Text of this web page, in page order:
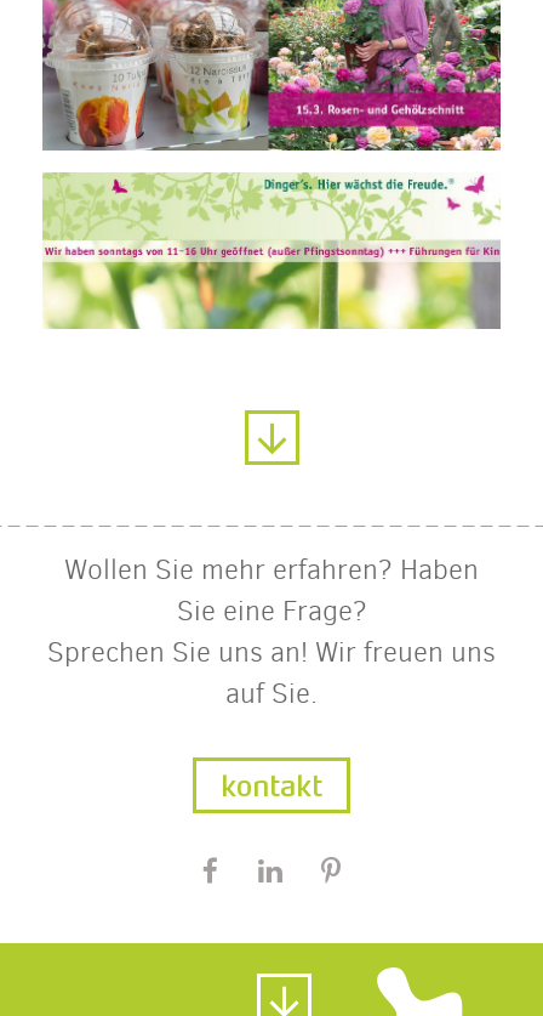
Wollen Sie mehr erfahren? Haben
Sie eine Frage?
Sprechen Sie uns an! Wir freuen uns
auf Sie.
kontakt